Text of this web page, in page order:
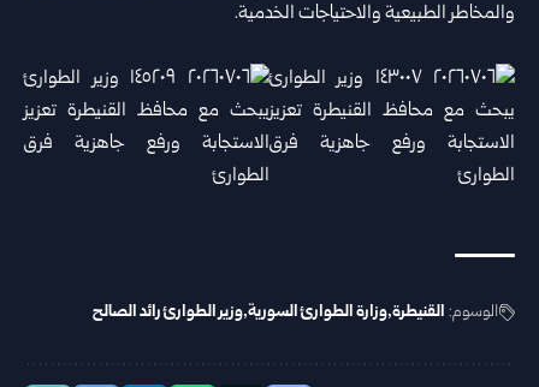
والمخاطر الطبيعية والاحتياجات الخدمية.
الوسوم: القنيطرة وزارة الطوارئ السورية وزير الطوارئ رائد الصالح